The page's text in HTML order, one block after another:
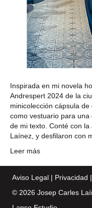
Inspirada en mi novela
Andrespert 2024 de la
minicolección cápsula
como vestuario para
de mi texto. Conté con
Laínez, y desfilaron con
Leer más
Aviso Legal | Privacidad |
© 2026 Josep Carles